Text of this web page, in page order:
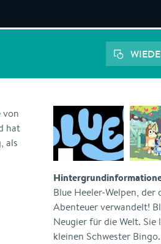
von
hat
als
Blue Heeler-Welpen,
Abenteuer verwandelt!
Neugier für die Welt.
kleinen Schwester